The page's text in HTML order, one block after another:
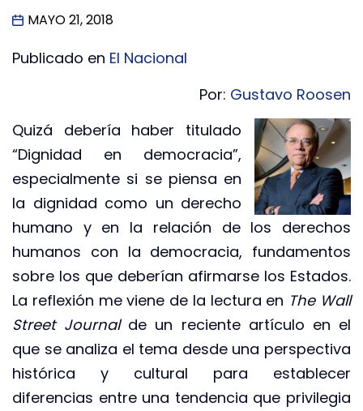
MAYO 21, 2018
Publicado en El Nacional
Por: Gustavo Roosen
Quizá debería haber titulado
“Dignidad en democracia”,
especialmente si se piensa en
la dignidad como un derecho
humano y en la relación de los derechos
humanos con la democracia, fundamentos
sobre los que deberían afirmarse los Estados.
La reflexión me viene de la lectura en The Wall
Street Journalde un reciente artículo en el
que se analiza el tema desde una perspectiva
histórica y cultural para establecer
diferencias entre una tendencia que privilegia